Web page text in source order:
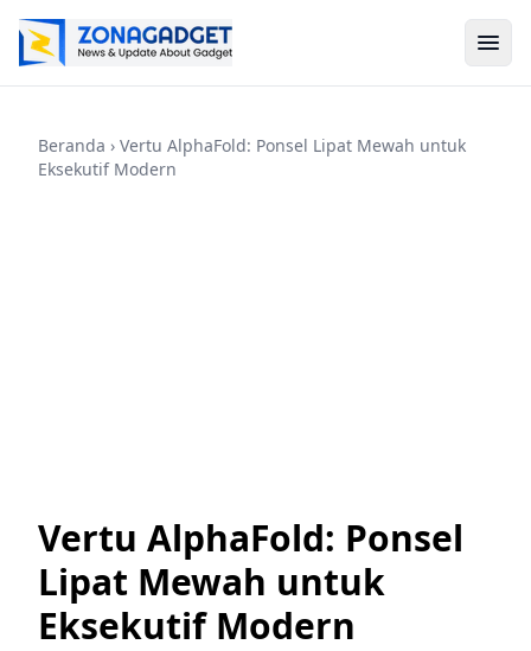
Beranda › Vertu AlphaFold: Ponsel Lipat Mewah untuk
Eksekutif Modern
Vertu AlphaFold: Ponsel
Lipat Mewah untuk
Eksekutif Modern